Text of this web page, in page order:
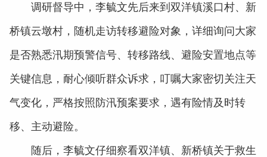
调研督导中，李毓文先后来到双洋镇溪口村、新
桥镇云墩村，随机走访转移避险对象，详细询问大家
是否熟悉汛期预警信号、转移路线、避险安置地点等
关键信息，耐心倾听群众诉求，叮嘱大家密切关注天
气变化，严格按照防汛预案要求，遇有险情及时转
移、主动避险。
随后，李毓文仔细察看双洋镇、新桥镇关于救生